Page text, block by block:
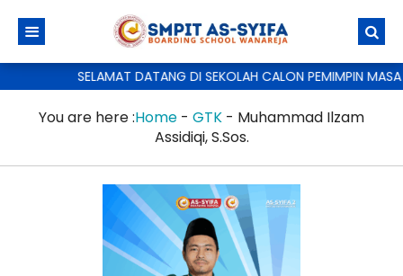
SELAMAT DATANG DI SEKOLAH CALON PEMIMPIN
You are here :Home - GTK - Muhammad Ilzam
Assidiqi, S.Sos.